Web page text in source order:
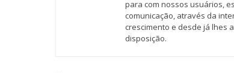
para com nossos usuários,
comunicação, através da
crescimento e desde já lhes
disposição.